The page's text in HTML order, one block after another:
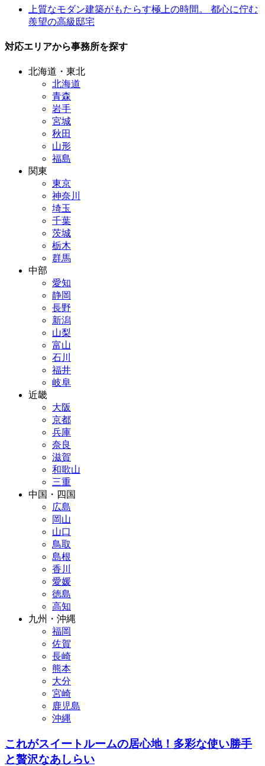
上質なモダン建築がもたらす極上の時間。 都心に佇む
羨望の高級邸宅
対応エリアから事務所を探す
北海道・東北
北海道
青森
岩手
宮城
秋田
山形
福島
関東
東京
神奈川
埼玉
千葉
茨城
栃木
群馬
中部
愛知
静岡
長野
新潟
山梨
富山
石川
福井
岐阜
近畿
大阪
京都
兵庫
奈良
滋賀
和歌山
三重
中国・四国
広島
岡山
山口
鳥取
島根
香川
愛媛
徳島
高知
九州・沖縄
福岡
佐賀
長崎
熊本
大分
宮崎
鹿児島
沖縄
これがスイートルームの居心地！多彩な使い勝手
と贅沢なあしらい